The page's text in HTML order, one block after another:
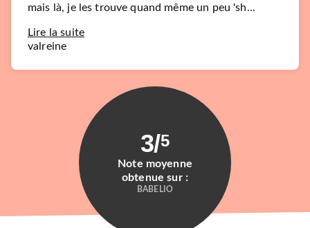
mais là, je les trouve quand même un peu 'sh...
Lire la suite
valreine
3/5
Note moyenne
obtenue sur :
BABELIO